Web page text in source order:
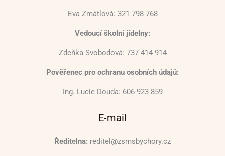
Eva Zmátlová: 321 798 768
Vedoucí školní jídelny:
Zdeňka Svobodová: 737 414 914
Pověřenec pro ochranu osobních údajů:
Ing. Lucie Douda: 606 923 859
E-mail
Ředitelna: reditel@zsmsbychory.cz